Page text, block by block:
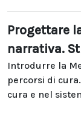
Progettare
narrativa.
Introdurre la
percorsi di
cura e nel